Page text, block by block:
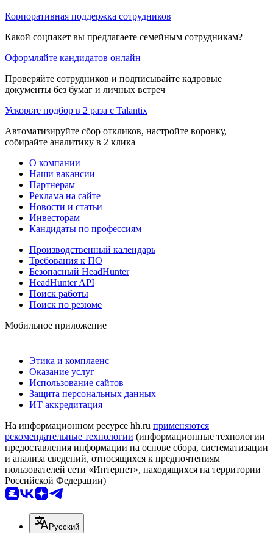
Корпоративная поддержка сотрудников
Какой соцпакет вы предлагаете семейным сотрудникам?
Оформляйте кандидатов онлайн
Проверяйте сотрудников и подписывайте кадровые
документы без бумаг и личных встреч
Ускорьте подбор в 2 раза с Talantix
Автоматизируйте сбор откликов, настройте воронку,
собирайте аналитику в 2 клика
О компании
Наши вакансии
Партнерам
Реклама на сайте
Новости и статьи
Инвесторам
Кандидаты по профессиям
Производственный календарь
Требования к ПО
Безопасный HeadHunter
HeadHunter API
Поиск работы
Поиск по резюме
Мобильное приложение
Этика и комплаенс
Оказание услуг
Использование сайтов
Защита персональных данных
ИТ аккредитация
На информационном ресурсе hh.ru применяются
рекомендательные технологии (информационные технологии
предоставления информации на основе сбора, систематизации
и анализа сведений, относящихся к предпочтениям
пользователей сети «Интернет», находящихся на территории
Российской Федерации)
Русский